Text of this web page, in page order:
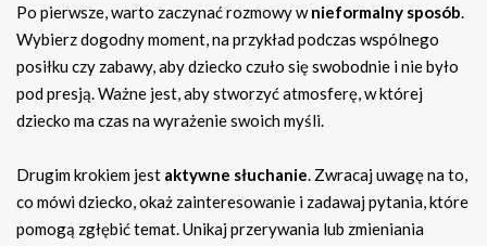
Po pierwsze, warto zaczynać rozmowy wnieformalny sposób.
Wybierz dogodny moment, na przykład podczas wspólnego
posiłku czy zabawy, aby dziecko czuło się swobodnie i nie było
pod presją. Ważne jest, aby stworzyć atmosferę, w której
dziecko ma czas na wyrażenie swoich myśli.
Drugim krokiem jest aktywne słuchanie. Zwracaj uwagę na to,
co mówi dziecko, okaż zainteresowanie i zadawaj pytania, które
pomogą zgłębić temat. Unikaj przerywania lub zmieniania